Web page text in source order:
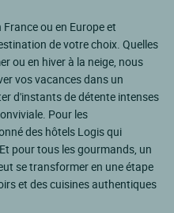
ou en Europe et
de votre choix. Quelles
ou en hiver à la neige, nous
vos vacances dans un
d'instants de détente intenses
Pour les
des hôtels Logis qui
pour tous les gourmands, un
se transformer en une étape
et des cuisines authentiques